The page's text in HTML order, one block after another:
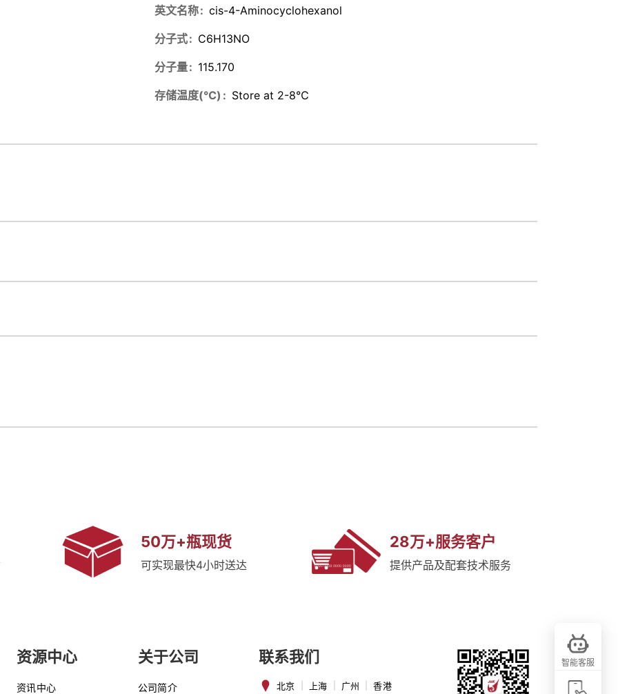
英文名称 cis-4-Aminocyclohexanol
分子式 C6H13NO
分子量 115.170
存储温度(℃) Store at 2-8℃
50万+瓶现货
可实现最快4小时送达
28万+服务客户
提供产品及配套技术服务
资源中心
资讯中心
关于公司
公司简介
联系我们
北京 上海 广州 香港
智能客服